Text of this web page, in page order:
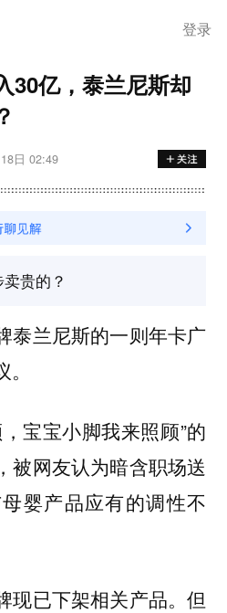
登录
30亿，泰兰尼斯却
日 02:49
贵的？
泰兰尼斯的一则年卡广
宝宝小脚我来照顾”的
被网友认为暗含职场送
婴产品应有的调性不
现已下架相关产品。但